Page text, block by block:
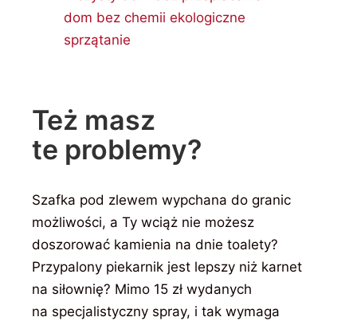
Też masz
te problemy?
Szafka pod zlewem wypchana do granic
możliwości, a Ty wciąż nie możesz
doszorować kamienia na dnie toalety?
Przypalony piekarnik jest lepszy niż karnet
na siłownię? Mimo 15 zł wydanych
na specjalistyczny spray, i tak wymaga